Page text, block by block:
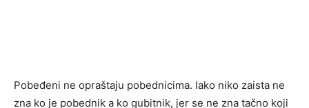
Pobeđeni ne opraštaju pobednicima. Iako niko zaista ne
zna ko je pobednik a ko gubitnik, jer se ne zna tačno koji